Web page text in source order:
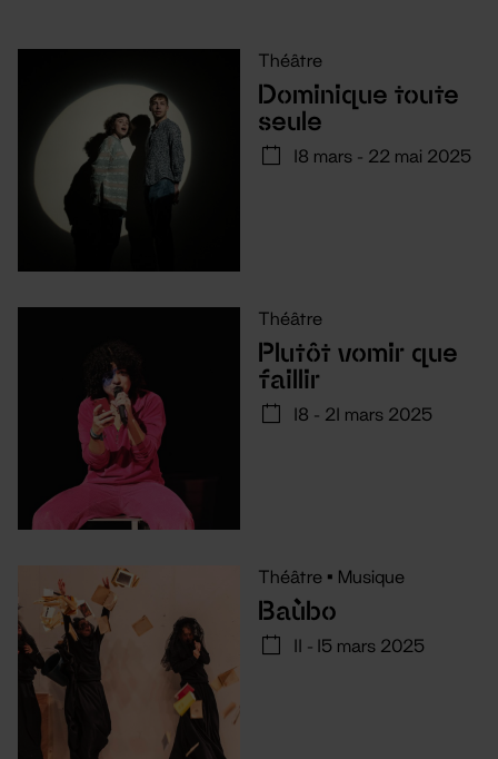
Théâtre
Dominique toute
seule
18 mars - 22 mai 2025
Théâtre
Plutôt vomir que
faillir
18 - 21 mars 2025
Théâtre • Musique
Baùbo
11 - 15 mars 2025